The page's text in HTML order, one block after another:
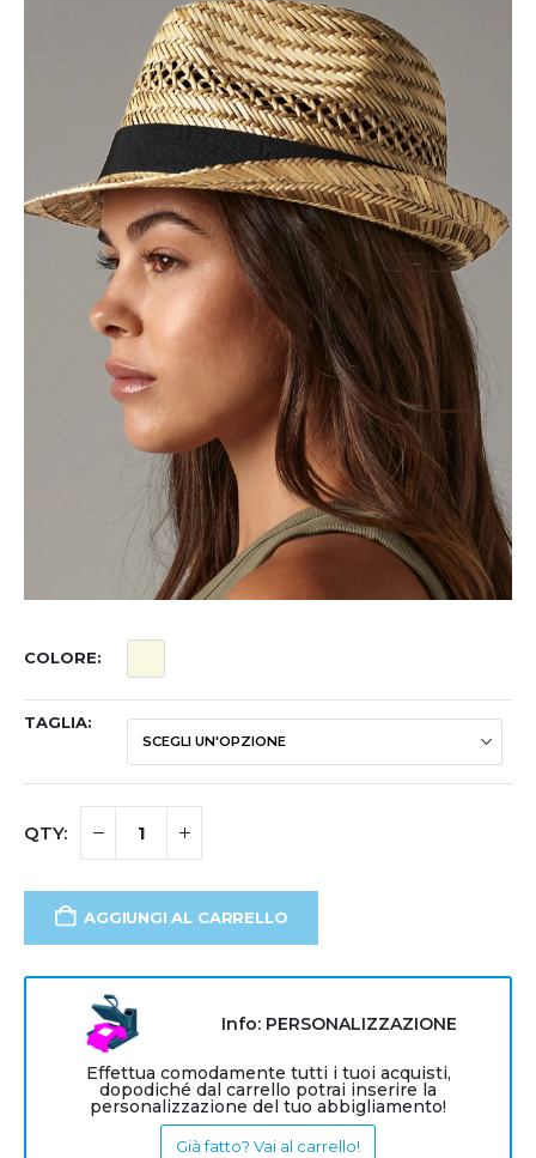
COLORE
TAGLIA
AGGIUNGI AL CARRELLO
Info: PERSONALIZZAZIONE
Effettua comodamente tutti i tuoi acquisti,
dopodiché dal carrello potrai inserire la
personalizzazione del tuo abbigliamento!
Già fatto? Vai al carrello!